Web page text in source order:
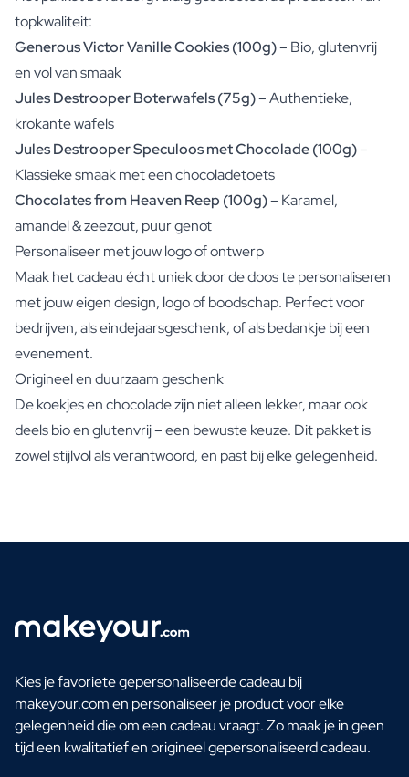
topkwaliteit:
Generous Victor Vanille Cookies (100g)– Bio, glutenvrij
en vol van smaak
Jules Destrooper Boterwafels (75g)– Authentieke,
krokante wafels
Jules Destrooper Speculoos met Chocolade (100g)–
Klassieke smaak met een chocoladetoets
Chocolates from Heaven Reep (100g)– Karamel,
amandel & zeezout, puur genot
Personaliseer met jouw logo of ontwerp
Maak het cadeau écht uniek door de doos te personaliseren
met jouw eigen design, logo of boodschap. Perfect voor
bedrijven, als eindejaarsgeschenk, of als bedankje bij een
evenement.
Origineel en duurzaam geschenk
De koekjes en chocolade zijn niet alleen lekker, maar ook
deels bio en glutenvrij – een bewuste keuze. Dit pakket is
zowel stijlvol als verantwoord, en past bij elke gelegenheid.
Kies je favoriete gepersonaliseerde cadeau bij
makeyour.com en personaliseer je product voor elke
gelegenheid die om een cadeau vraagt. Zo maak je in geen
tijd een kwalitatief en origineel gepersonaliseerd cadeau.